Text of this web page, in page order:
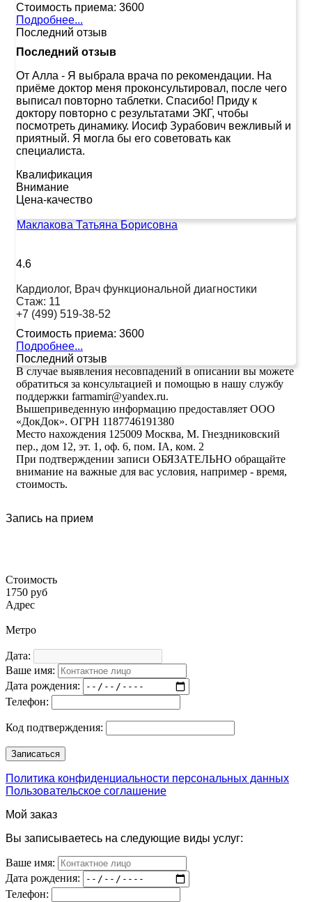
Стоимость приема: 3600
Подробнее...
Последний отзыв
Последний отзыв
От Алла - Я выбрала врача по рекомендации. На
приёме доктор меня проконсультировал, после чего
выписал повторно таблетки. Спасибо! Приду к
доктору повторно с результатами ЭКГ, чтобы
посмотреть динамику. Иосиф Зурабович вежливый и
приятный. Я могла бы его советовать как
специалиста.
Квалификация
Внимание
Цена-качество
Маклакова Татьяна Борисовна
4.6
Кардиолог, Врач функциональной диагностики
Стаж: 11
+7 (499) 519-38-52
Стоимость приема: 3600
Подробнее...
Последний отзыв
В случае выявления несовпадений в описании вы можете
обратиться за консультацией и помощью в нашу службу
поддержки farmamir@yandex.ru.
Вышеприведенную информацию предоставляет ООО
«ДокДок». ОГРН 1187746191380
Место нахождения 125009 Москва, М. Гнездниковский
пер., дом 12, эт. 1, оф. 6, пом. IA, ком. 2
При подтверждении записи ОБЯЗАТЕЛЬНО обращайте
внимание на важные для вас условия, например - время,
стоимость.
Запись на прием
Стоимость
1750 руб
Адрес
Метро
Дата:
Ваше имя:
Дата рождения:
Телефон:
Код подтверждения:
Политика конфиденциальности персональных данных
Пользовательское соглашение
Мой заказ
Вы записываетесь на следующие виды услуг:
Ваше имя:
Дата рождения:
Телефон: